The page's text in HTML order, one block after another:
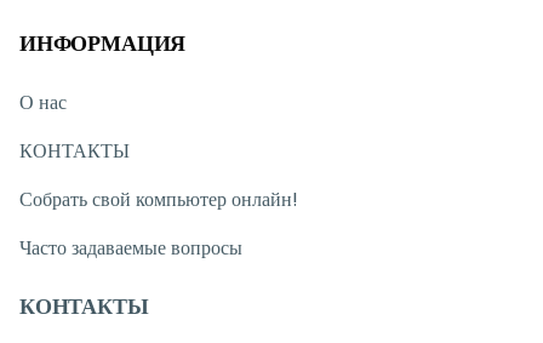
ИНФОРМАЦИЯ
О нас
КОНТАКТЫ
Собрать свой компьютер онлайн!
Часто задаваемые вопросы
КОНТАКТЫ